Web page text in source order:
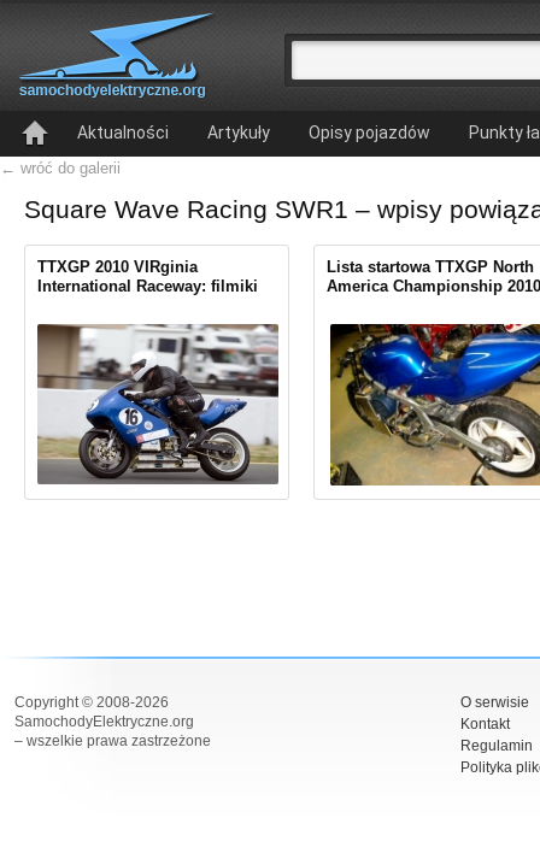
Aktualności Artykuły Opisy pojazdów Punkty
← wróć do galerii
Square Wave Racing SWR1 – wpisy
TTXGP 2010 VIRginia
International Raceway: filmiki
Lista startowa TTXGP North
America Championship 2010
Copyright © 2008-2026
SamochodyElektryczne.org
– wszelkie prawa zastrzeżone
O serwisie
Kontakt
Regulamin
Polityka